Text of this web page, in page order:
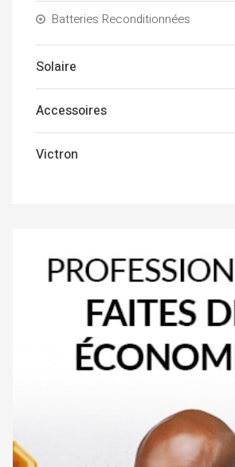
Batteries Reconditionnées
Solaire
Accessoires
Victron